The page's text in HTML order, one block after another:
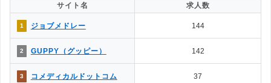
6.企業やヘッドハンターからスカウトはある？ △ ◯
7.企業情報を詳しく知れるのは？
→解説4
8.応募書類の添削や面接対策はある？
9.日程調整や年収交渉など企業やりとりは？
サイト名 求人数
1 ジョブメドレー 144
2 GUPPY（グッピー） 142
3 コメディカルドットコム 37